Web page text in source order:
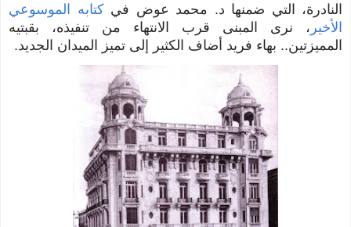
النادرة، التي ضمنها د. محمد عوض فيكتابه الموسوعي
الأخير ، نرى المبنى قرب الانتهاء من تنفيذه، بقبتيه
المميزتين.. بهاء فريد أضاف الكثير إلى تميز الميدان الجديد.